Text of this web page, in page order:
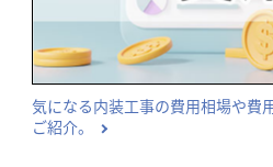
気になる内装工事の費用相場や費
ご紹介。